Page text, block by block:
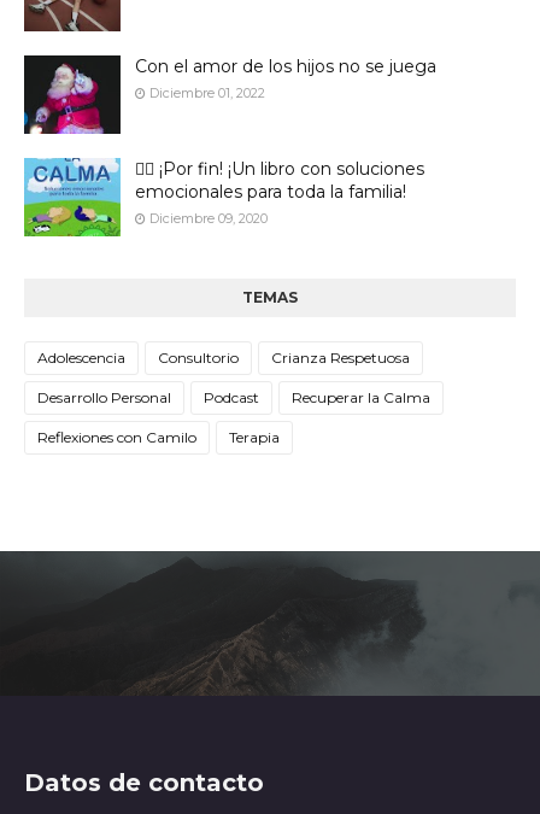
Con el amor de los hijos no se juega
Diciembre 01, 2022
🙋‍♀️ ¡Por fin! ¡Un libro con soluciones
emocionales para toda la familia!
Diciembre 09, 2020
TEMAS
Adolescencia Consultorio Crianza Respetuosa
Desarrollo Personal Podcast Recuperar la Calma
Reflexiones con Camilo Terapia
Datos de contacto